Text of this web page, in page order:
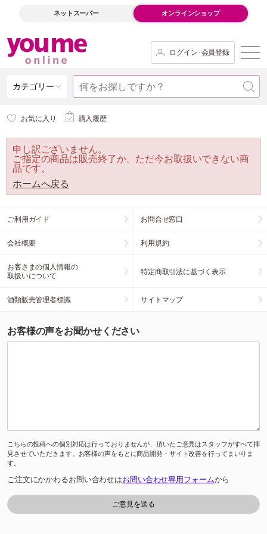
ネットスーパー オンラインショップ
ログイン･会員登録
カテゴリー
お気に入り 購入履歴
申し訳ございません。
ご指定の商品は販売終了か、ただ今お取扱いできない商
品です。
ホームへ戻る
ご利用ガイド お問合せ窓口
会社概要 利用規約
お客さまの個人情報の
取扱いについて
特定商取引法に基づく表示
酒類販売管理者標識 サイトマップ
お客様の声をお聞かせください
こちらの投稿への個別対応は行っておりませんが、頂いたご意見はスタッフがすべて拝
見させていただきます。お客様の声をもとに商品開発・サイト改善を行ってまいりま
す。
ご注文にかかわるお問い合わせはお問い合わせ専用フォームから